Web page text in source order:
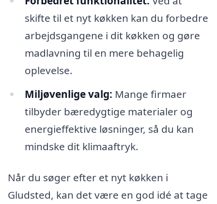
skifte til et nyt køkken kan du forbedre
arbejdsgangene i dit køkken og gøre
madlavning til en mere behagelig
oplevelse.
Miljøvenlige valg: Mange firmaer
tilbyder bæredygtige materialer og
energieffektive løsninger, så du kan
mindske dit klimaaftryk.
Når du søger efter et nyt køkken i
Gludsted, kan det være en god idé at tage